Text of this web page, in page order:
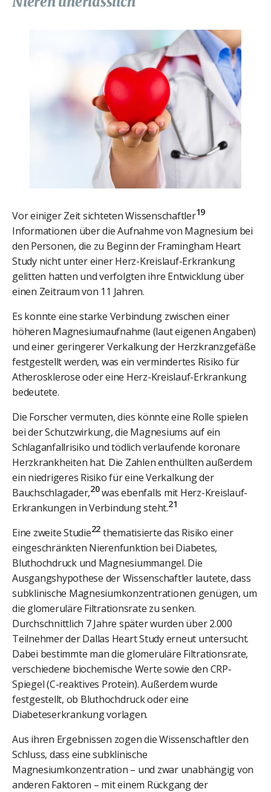
Vor einiger Zeit sichteten Wissenschaftler19
Informationen über die Aufnahme von Magnesium bei
den Personen, die zu Beginn der Framingham Heart
Study nicht unter einer Herz-Kreislauf-Erkrankung
gelitten hatten und verfolgten ihre Entwicklung über
einen Zeitraum von 11 Jahren.
Es konnte eine starke Verbindung zwischen einer
höheren Magnesiumaufnahme (laut eigenen Angaben)
und einer geringerer Verkalkung der Herzkranzgefäße
festgestellt werden, was ein vermindertes Risiko für
Atherosklerose oder eine Herz-Kreislauf-Erkrankung
bedeutete.
Die Forscher vermuten, dies könnte eine Rolle spielen
bei der Schutzwirkung, die Magnesiums auf ein
Schlaganfallrisiko und tödlich verlaufende koronare
Herzkrankheiten hat. Die Zahlen enthüllten außerdem
ein niedrigeres Risiko für eine Verkalkung der
Bauchschlagader,20was ebenfalls mit Herz-Kreislauf-
Erkrankungen in Verbindung steht.21
Eine zweite Studie22 thematisierte das Risiko einer
eingeschränkten Nierenfunktion bei Diabetes,
Bluthochdruck und Magnesiummangel. Die
Ausgangshypothese der Wissenschaftler lautete, dass
subklinische Magnesiumkonzentrationen genügen, um
die glomeruläre Filtrationsrate zu senken.
Durchschnittlich 7 Jahre später wurden über 2.000
Teilnehmer der Dallas Heart Study erneut untersucht.
Dabei bestimmte man die glomeruläre Filtrationsrate,
verschiedene biochemische Werte sowie den CRP-
Spiegel (C-reaktives Protein). Außerdem wurde
festgestellt, ob Bluthochdruck oder eine
Diabeteserkrankung vorlagen.
Aus ihren Ergebnissen zogen die Wissenschaftler den
Schluss, dass eine subklinische
Magnesiumkonzentration – und zwar unabhängig von
anderen Faktoren – mit einem Rückgang der